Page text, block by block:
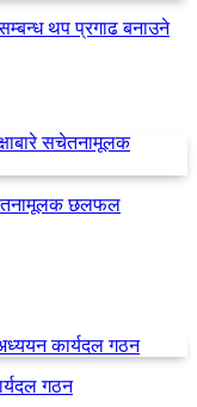
थप प्रगाढ बनाउने
छलफल
गठन